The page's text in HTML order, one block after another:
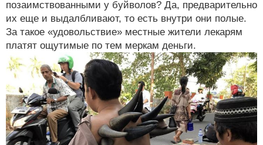
позаимствованными у буйволов? Да, предварительно
их еще и выдалбливают, то есть внутри они полые.
За такое «удовольствие» местные жители лекарям
платят ощутимые по тем меркам деньги.